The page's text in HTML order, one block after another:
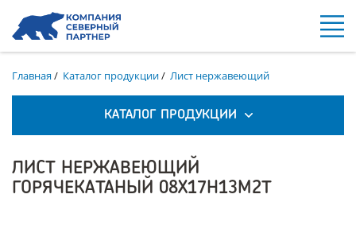
Главная/ Каталог продукции/ Лист нержавеющий
КАТАЛОГ ПРОДУКЦИИ
ЛИСТ НЕРЖАВЕЮЩИЙ
ГОРЯЧЕКАТАНЫЙ 08Х17Н13М2Т